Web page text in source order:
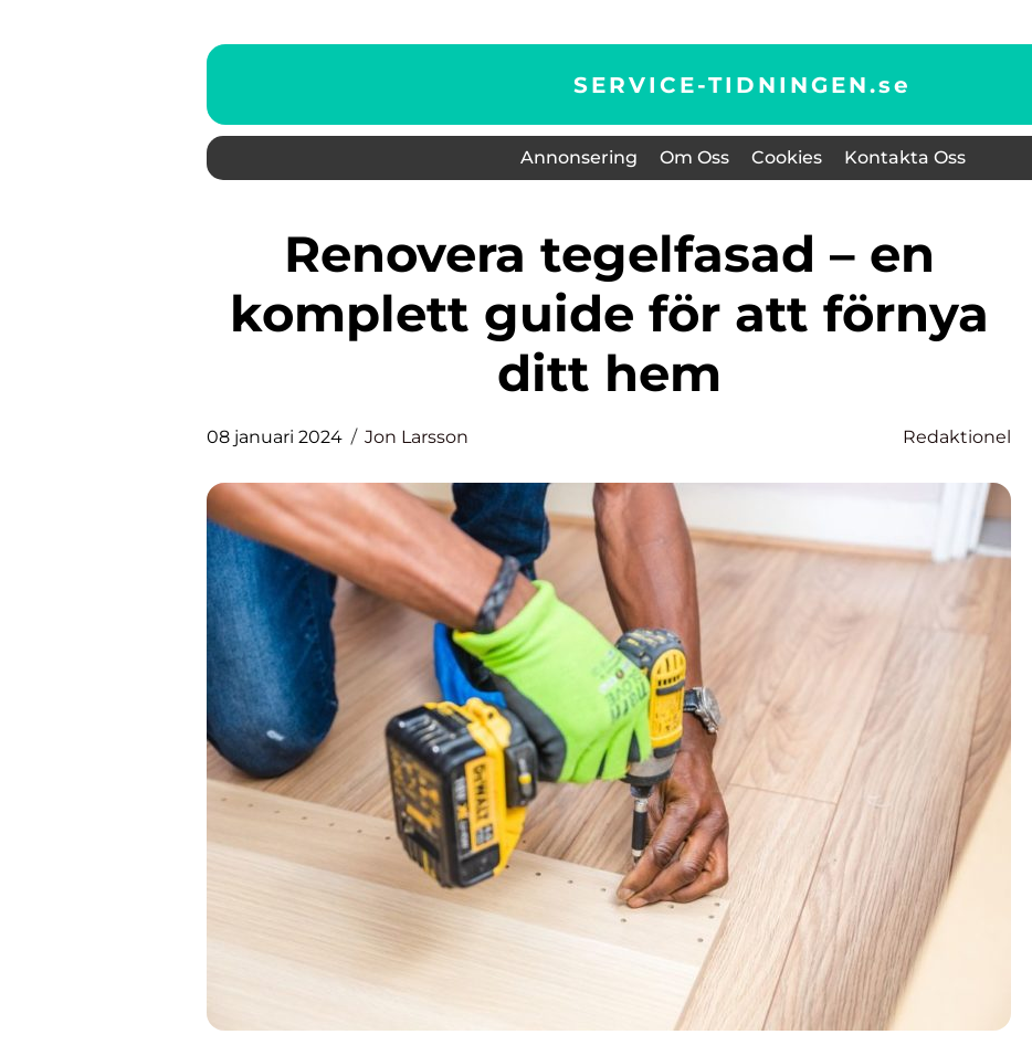
SERVICE-TIDNINGEN.se
Annonsering Om Oss Cookies Kontakta Oss
Renovera tegelfasad – en
komplett guide för att förnya
ditt hem
08 januari 2024 Jon Larsson Redaktionel